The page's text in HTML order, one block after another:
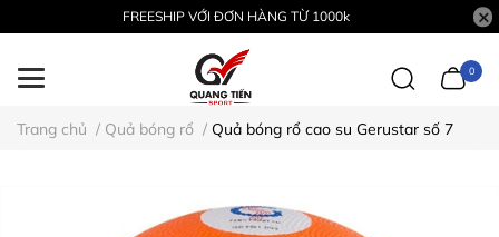
FREESHIP VỚI ĐƠN HÀNG TỪ 1000k
0
Trang chủ / Quả bóng rổ / Quả bóng rổ cao su Gerustar số 7